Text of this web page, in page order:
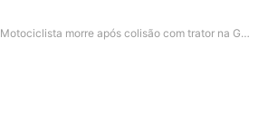
Motociclista morre após colisão com trator na GO-118, na região de Campos Belos-GO